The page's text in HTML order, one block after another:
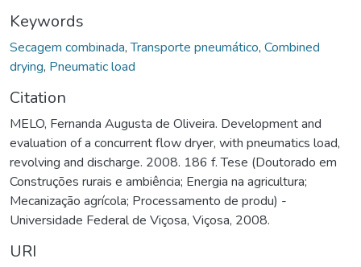
Keywords
Secagem combinada,Transporte pneumático, Combined
drying, Pneumatic load
Citation
MELO, Fernanda Augusta de Oliveira. Development and
evaluation of a concurrent flow dryer, with pneumatics load,
revolving and discharge. 2008. 186 f. Tese (Doutorado em
Construções rurais e ambiência; Energia na agricultura;
Mecanização agrícola; Processamento de produ) -
Universidade Federal de Viçosa, Viçosa, 2008.
URI